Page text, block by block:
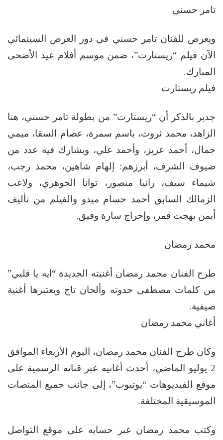
تامر حسني
ويعرض للفنان تامر حسني في دور العرض السينمائي
الآن فيلم “ريستارت”، ضمن موسم أفلام عيد الأضحى
المبارك.
فيلم ريستارت
جدير بالذكر أن “ريستارت” من بطولة تامر حسني، هنا
الزاهد، محمد ثروت، باسم سمرة، عصام السقا، ميمي
جمال، أحمد عزيز، وأحمد علي، ويشارك فيه عدد من
ضيوف الشرف، أبرزهم: إلهام شاهين، محمد رجب،
شيماء سيف، رانيا منصور، توانا الجوهري، ولاعب
الزمالك السابق أحمد حسام ميدو والفيلم من تأليف
أيمن بهجت قمر، وإخراج سارة وفيق.
محمد رمضان
طرح الفنان محمد رمضان أغنيته الجديدة “ايه يا قلبي”
من كلمات مصطفى حدوته وألحان تاج ويعتبرها أغنية
صيفية.
أغاني محمد رمضان
وكان طرح الفنان محمد رمضان، اليوم الأربعاء الموافق
2 يوليو الماضي، أحدث أغانيه عبر قناته الرسمية على
موقع الفيديوهات “يوتيوب”، إلى جانب جميع المنصات
الموسيقية المختلفة.
وكتب محمد رمضان عبر حسابه على موقع التواصل